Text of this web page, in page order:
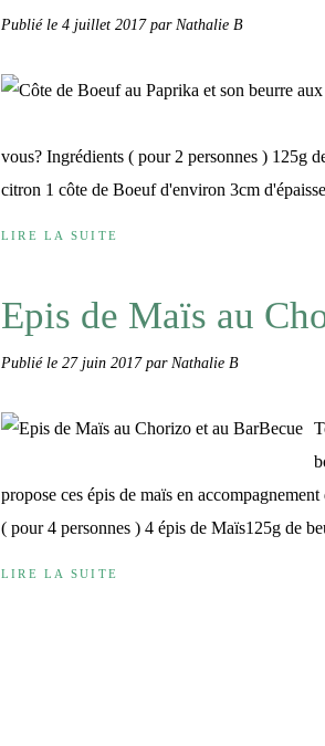
Publié le 4 juillet 2017par Nathalie B
vous? Ingrédients ( pour 2 personnes ) 125g
citron 1 côte de Boeuf d'environ 3cm
LIRE LA SUITE
Epis de Maïs au
Publié le 27 juin 2017par Nathalie B
propose ces épis de maïs en
( pour 4 personnes ) 4 épis de Maïs125g de
LIRE LA SUITE